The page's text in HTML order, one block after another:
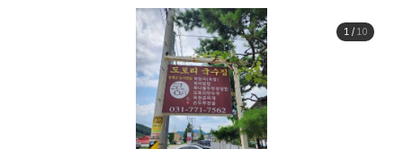
1/ 10